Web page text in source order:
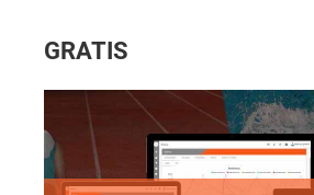
GRATIS